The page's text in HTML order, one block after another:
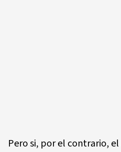
Pero si, por el contrario, el